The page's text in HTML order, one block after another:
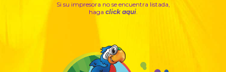
Si su impresora no se encuentra listada,
haga click aqui.